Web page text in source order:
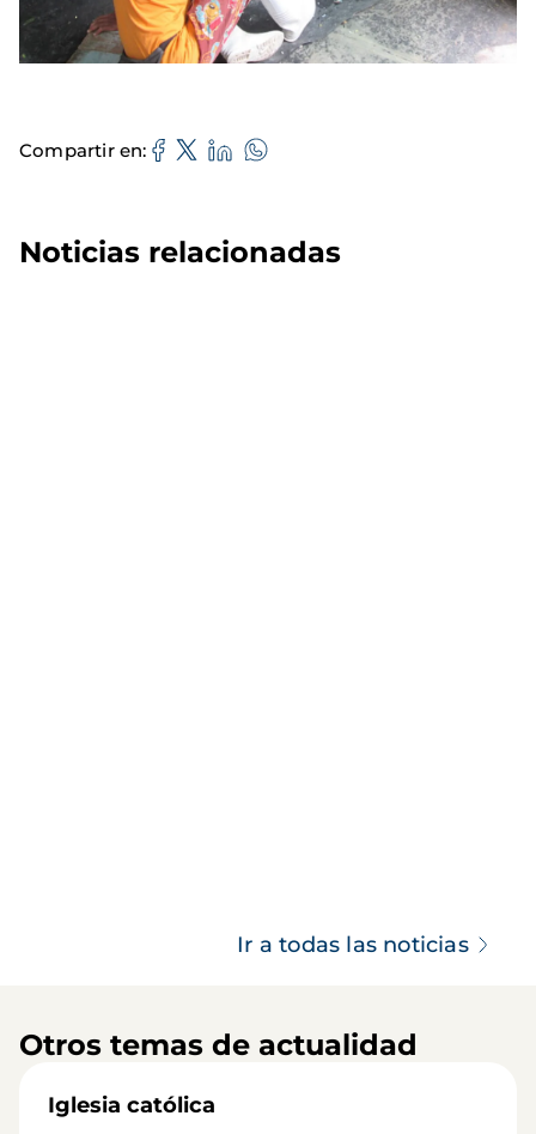
Compartir en
Noticias relacionadas
Ir a todas las noticias
Otros temas de actualidad
Iglesia católica